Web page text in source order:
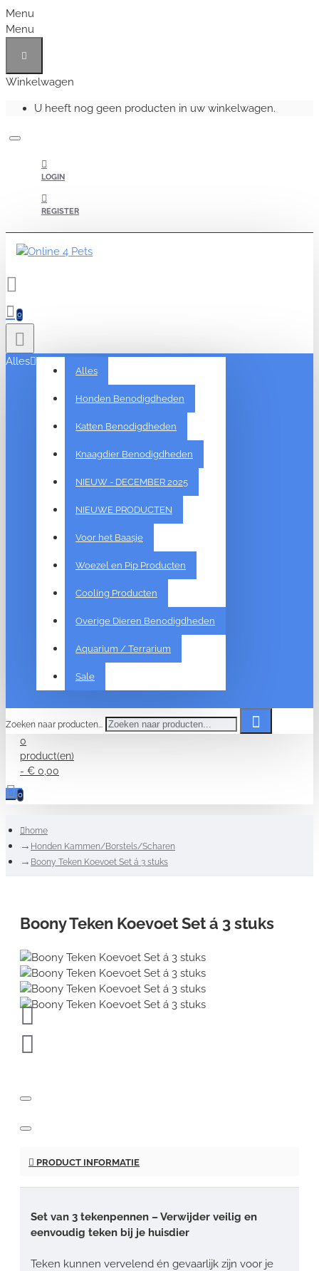
Menu
Menu
Winkelwagen
U heeft nog geen producten in uw winkelwagen.
LOGIN
REGISTER
0
Alles
Alles
Honden Benodigdheden
Katten Benodigdheden
Knaagdier Benodigdheden
NIEUW - DECEMBER 2025
NIEUWE PRODUCTEN
Voor het Baasje
Woezel en Pip Producten
Cooling Producten
Overige Dieren Benodigdheden
Aquarium / Terrarium
Sale
Zoeken naar producten...
0
product(en)
- € 0,00
0
home
Honden Kammen/Borstels/Scharen
Boony Teken Koevoet Set á 3 stuks
Boony Teken Koevoet Set á 3 stuks
PRODUCT INFORMATIE
Set van 3 tekenpennen – Verwijder veilig en
eenvoudig teken bij je huisdier
Teken kunnen vervelend én gevaarlijk zijn voor je